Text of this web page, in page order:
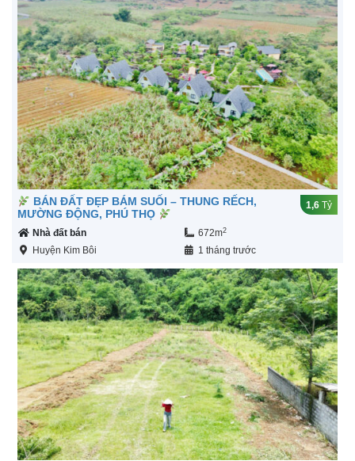
BÁN ĐẤT ĐẸP BÁM SUỐI – THUNG RẾCH,
MƯỜNG ĐỘNG, PHÚ THỌ
1,6 Tỷ
Nhà đất bán 672m2
Huyện Kim Bôi 1 tháng trước